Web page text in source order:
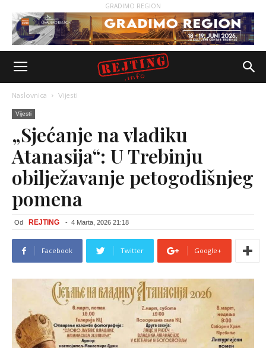
GRADIMO REGION
Naslovnica Vijesti
Vijesti
„Sjećanje na vladiku
Atanasija“: U Trebinju
obilježavanje petogodišnjeg
pomena
Od REJTING - 4 Marta, 2026 21:18
Facebook Twitter Google+